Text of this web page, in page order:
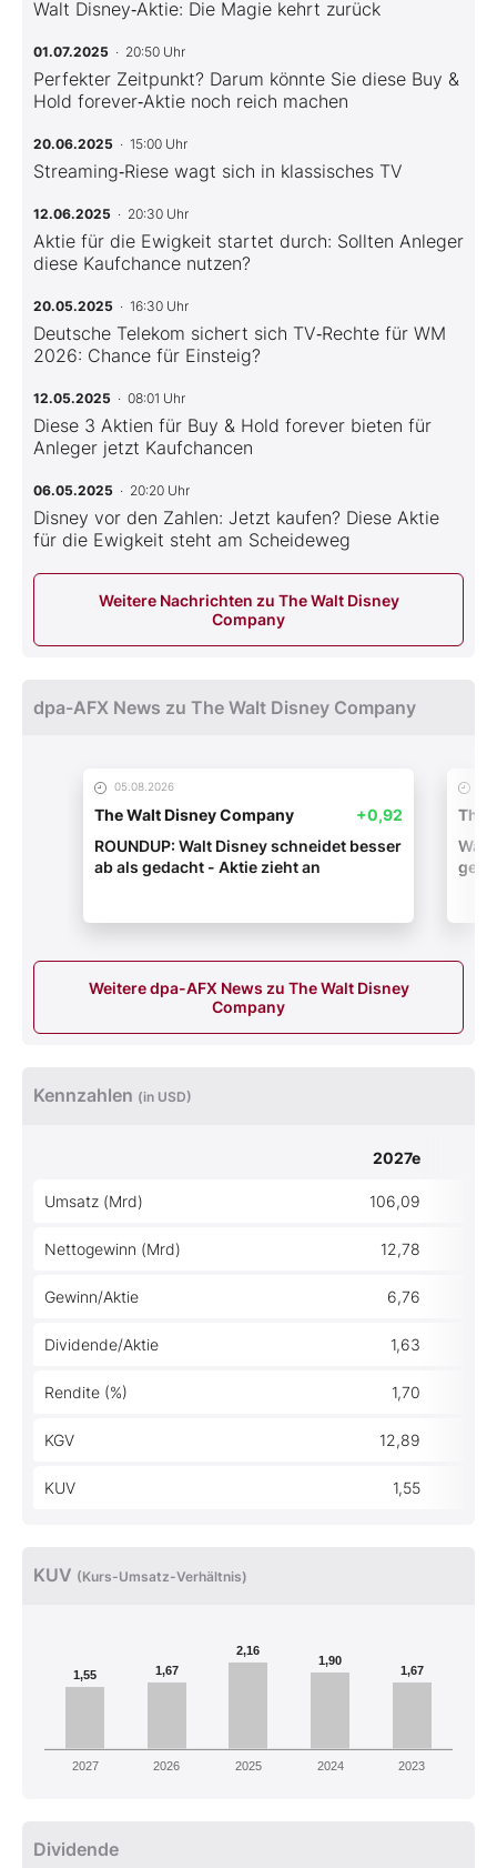
Walt Disney‑Aktie: Die Magie kehrt zurück
01.07.2025 · 20:50 Uhr
Perfekter Zeitpunkt? Darum könnte Sie diese Buy &
Hold forever‑Aktie noch reich machen
20.06.2025 · 15:00 Uhr
Streaming‑Riese wagt sich in klassisches TV
12.06.2025 · 20:30 Uhr
Aktie für die Ewigkeit startet durch: Sollten Anleger
diese Kaufchance nutzen?
20.05.2025 · 16:30 Uhr
Deutsche Telekom sichert sich TV‑Rechte für WM
2026: Chance für Einsteig?
12.05.2025 · 08:01 Uhr
Diese 3 Aktien für Buy & Hold forever bieten für
Anleger jetzt Kaufchancen
06.05.2025 · 20:20 Uhr
Disney vor den Zahlen: Jetzt kaufen? Diese Aktie
für die Ewigkeit steht am Scheideweg
Weitere Nachrichten zu The Walt Disney
Company
dpa-AFX News zu The Walt Disney Company
05.08.2026
The Walt Disney Company
+0,92
ROUNDUP: Walt Disney schneidet besser
ab als gedacht - Aktie zieht an
The
Walt
Weitere dpa-AFX News zu The Walt Disney
Company
Kennzahlen (in USD)
2027e
Umsatz (Mrd) 106,09
Nettogewinn (Mrd) 12,78
Gewinn/Aktie 6,76
Dividende/Aktie 1,63
Rendite (%) 1,70
KGV 12,89
KUV 1,55
KUV (Kurs-Umsatz-Verhältnis)
1,55 1,67
2,16
1,90
1,67
2027 2026 2025 2024 2023
Dividende